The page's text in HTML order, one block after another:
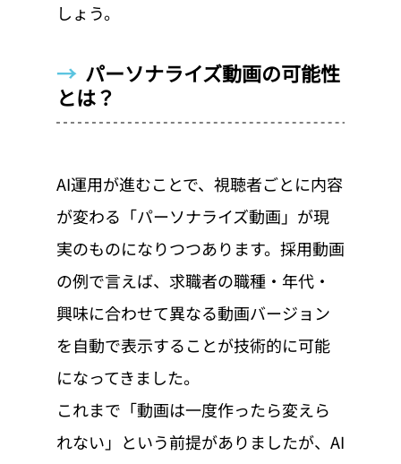
しょう。
→ パーソナライズ動画の可能性
とは？
AI運用が進むことで、視聴者ごとに内容
が変わる「パーソナライズ動画」が現
実のものになりつつあります。採用動画
の例で言えば、求職者の職種・年代・
興味に合わせて異なる動画バージョン
を自動で表示することが技術的に可能
になってきました。
これまで「動画は一度作ったら変えら
れない」という前提がありましたが、AI